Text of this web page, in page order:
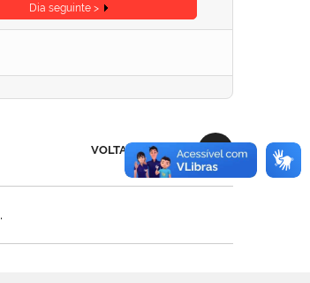
Dia seguinte >
VOLTAR AO TOPO
.